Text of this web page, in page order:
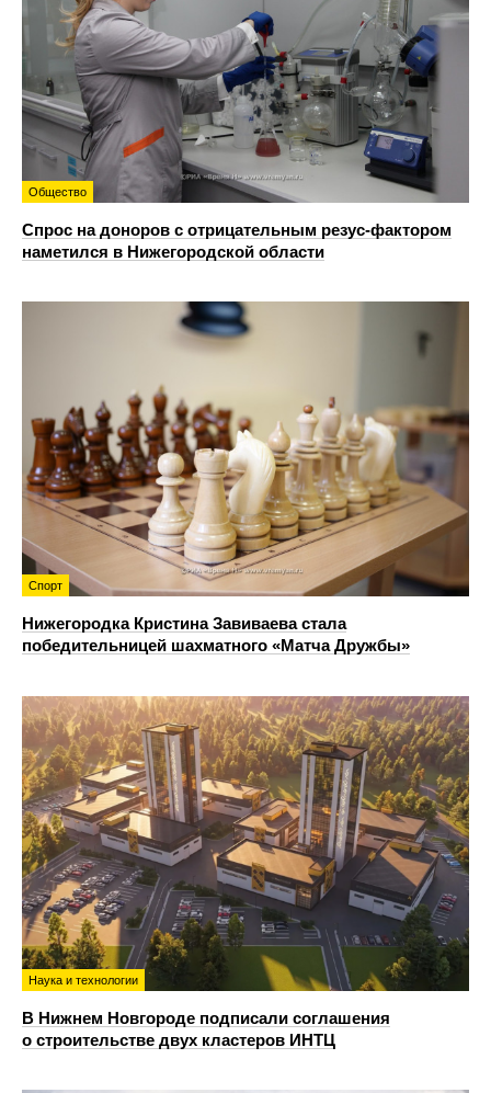
Общество
Спрос на доноров с отрицательным резус-фактором
наметился в Нижегородской области
Спорт
Нижегородка Кристина Завиваева стала
победительницей шахматного «Матча Дружбы»
Наука и технологии
В Нижнем Новгороде подписали соглашения
о строительстве двух кластеров ИНТЦ